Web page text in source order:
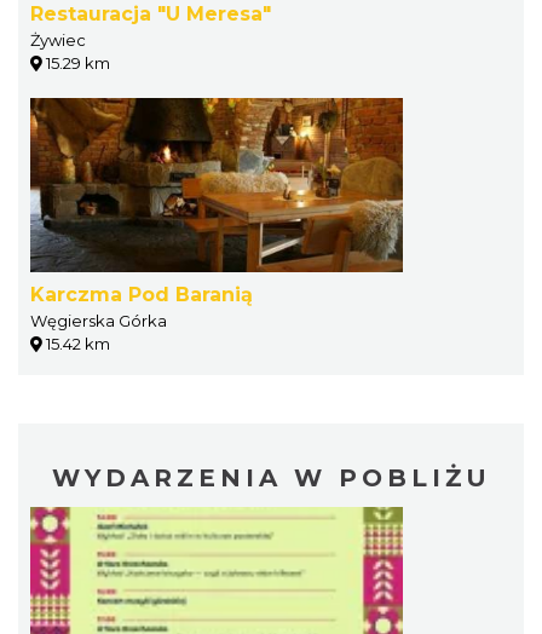
Restauracja "U Meresa"
Żywiec
15.29 km
Karczma Pod Baranią
Węgierska Górka
15.42 km
WYDARZENIA W POBLIŻU